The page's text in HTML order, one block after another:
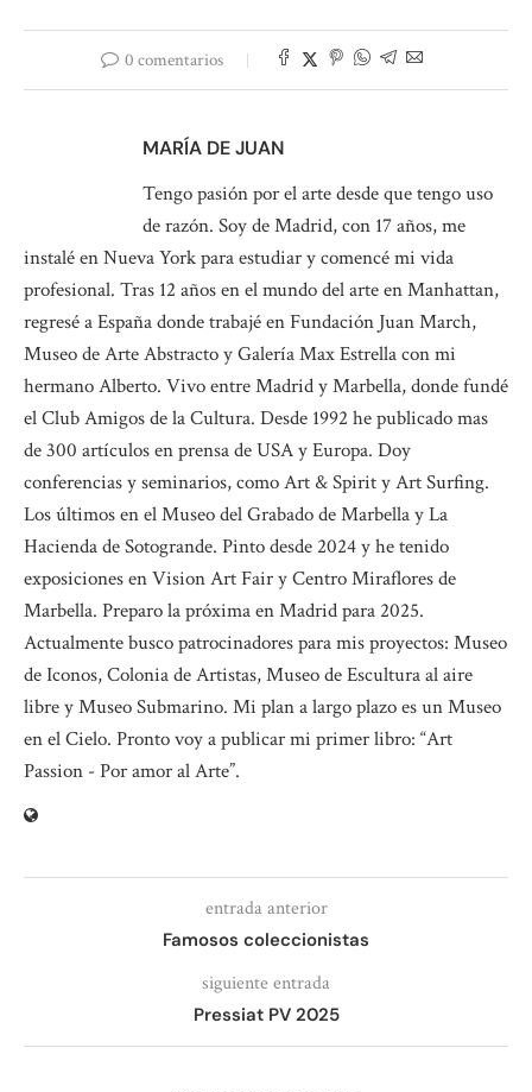
0 comentarios
MARÍA DE JUAN
Tengo pasión por el arte desde que tengo uso
de razón. Soy de Madrid, con 17 años, me
instalé en Nueva York para estudiar y comencé mi vida
profesional. Tras 12 años en el mundo del arte en Manhattan,
regresé a España donde trabajé en Fundación Juan March,
Museo de Arte Abstracto y Galería Max Estrella con mi
hermano Alberto. Vivo entre Madrid y Marbella, donde fundé
el Club Amigos de la Cultura. Desde 1992 he publicado mas
de 300 artículos en prensa de USA y Europa. Doy
conferencias y seminarios, como Art & Spirit y Art Surfing.
Los últimos en el Museo del Grabado de Marbella y La
Hacienda de Sotogrande. Pinto desde 2024 y he tenido
exposiciones en Vision Art Fair y Centro Miraflores de
Marbella. Preparo la próxima en Madrid para 2025.
Actualmente busco patrocinadores para mis proyectos: Museo
de Iconos, Colonia de Artistas, Museo de Escultura al aire
libre y Museo Submarino. Mi plan a largo plazo es un Museo
en el Cielo. Pronto voy a publicar mi primer libro: “Art
Passion - Por amor al Arte”.
entrada anterior
Famosos coleccionistas
siguiente entrada
Pressiat PV 2025